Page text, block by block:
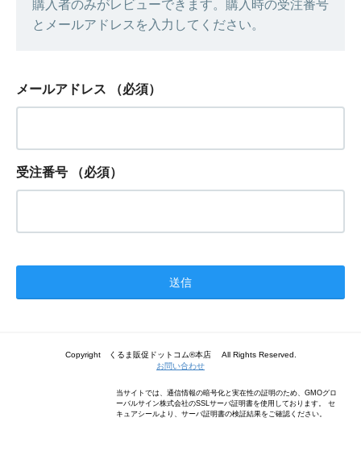
購入者のみがレビューできます。購入時の受注番号
とメールアドレスを入力してください。
メールアドレス （必須）
受注番号 （必須）
Copyright くるま販促ドットコム®本店 All Rights Reserved.
お問い合わせ
当サイトでは、通信情報の暗号化と実在性の証明のため、GMOグロ
ーバルサイン株式会社のSSLサーバ証明書を使用しております。 セ
キュアシールより、サーバ証明書の検証結果をご確認ください。